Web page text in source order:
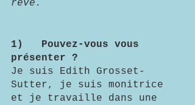
rêvé.
1)	 Pouvez-vous vous
présenter ?
Je suis Edith Grosset-
Sutter, je suis monitrice
et je travaille dans une